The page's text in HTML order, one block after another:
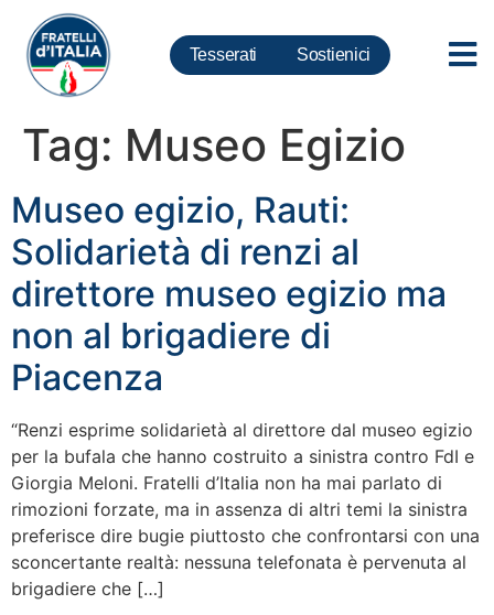
Tesserati Sostienici
Tag: Museo Egizio
Museo egizio, Rauti:
Solidarietà di renzi al
direttore museo egizio ma
non al brigadiere di
Piacenza
“Renzi esprime solidarietà al direttore dal museo egizio
per la bufala che hanno costruito a sinistra contro FdI e
Giorgia Meloni. Fratelli d’Italia non ha mai parlato di
rimozioni forzate, ma in assenza di altri temi la sinistra
preferisce dire bugie piuttosto che confrontarsi con una
sconcertante realtà: nessuna telefonata è pervenuta al
brigadiere che […]